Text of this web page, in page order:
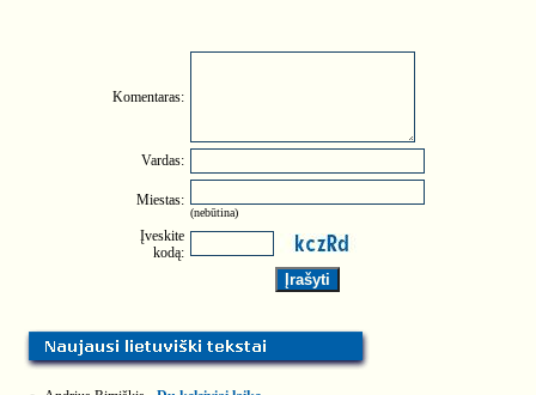
Komentaras:
Vardas:
Miestas:
(nebūtina)
Įveskite
kodą: